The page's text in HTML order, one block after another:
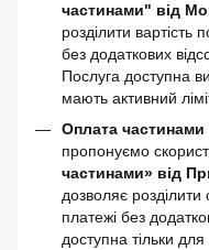
частинами" від
розділити вартість
без додаткових
Послуга доступна
мають активний
Оплата частинами
пропонуємо
частинами» від
дозволяє розділити
платежі без
доступна тільки